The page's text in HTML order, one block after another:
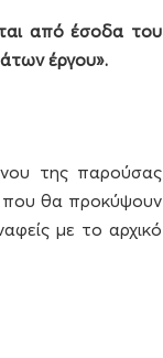
από έσοδα του
έργου».
της παρούσας
που θα προκύψουν
με το αρχικό